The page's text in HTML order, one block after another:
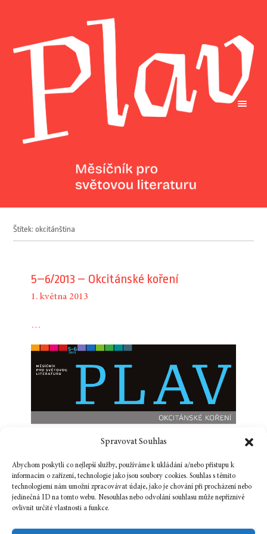
Spravovat Souhlas
Abychom poskytli co nejlepší služby, používáme k ukládání a/nebo přístupu k
informacím o zařízení, technologie jako jsou soubory cookies. Souhlas s těmito
technologiemi nám umožní zpracovávat údaje, jako je chování při procházení nebo
jedinečná ID na tomto webu. Nesouhlas nebo odvolání souhlasu může nepříznivě
ovlivnit určité vlastnosti a funkce.
Štítek: okcitánština
5–6/2013 – Okcitánské koření
1. května 2013
…